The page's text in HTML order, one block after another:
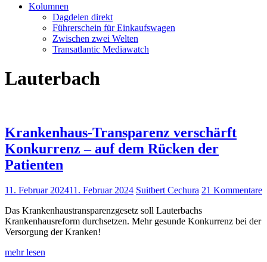
Kolumnen
Dagdelen direkt
Führerschein für Einkaufswagen
Zwischen zwei Welten
Transatlantic Mediawatch
Lauterbach
Krankenhaus-Transparenz verschärft
Konkurrenz – auf dem Rücken der
Patienten
11. Februar 202411. Februar 2024 Suitbert Cechura 21 Kommentare
Das Krankenhaustransparenzgesetz soll Lauterbachs
Krankenhausreform durchsetzen. Mehr gesunde Konkurrenz bei der
Versorgung der Kranken!
mehr lesen